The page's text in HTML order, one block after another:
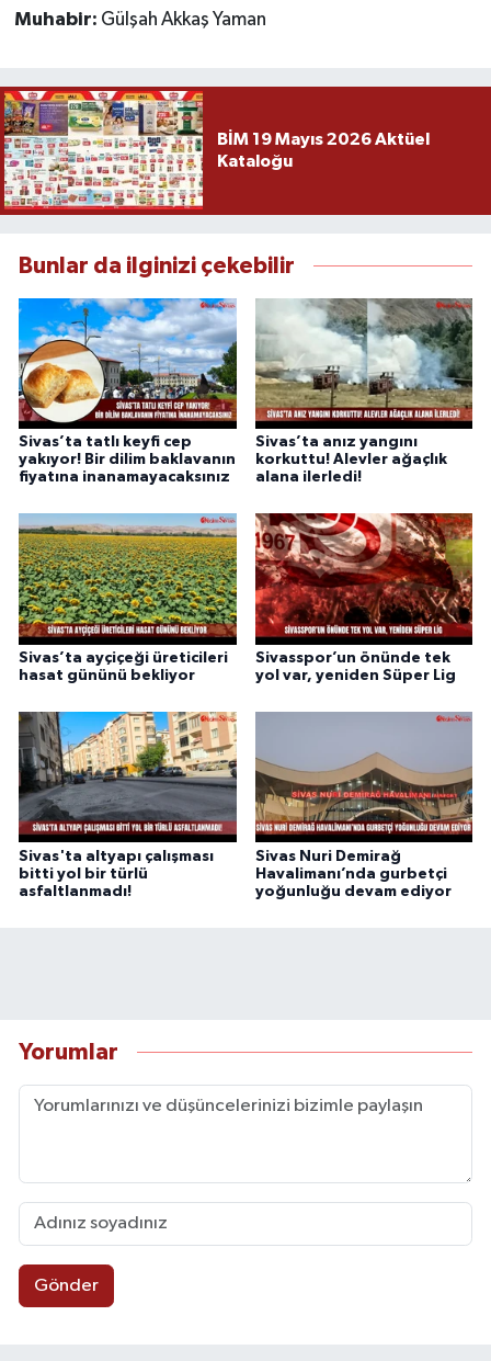
Muhabir: Gülşah Akkaş Yaman
BİM 19 Mayıs 2026 Aktüel
Kataloğu
Bunlar da ilginizi çekebilir
Sivas’ta tatlı keyfi cep
yakıyor! Bir dilim baklavanın
fiyatına inanamayacaksınız
Sivas’ta anız yangını
korkuttu! Alevler ağaçlık
alana ilerledi!
Sivas’ta ayçiçeği üreticileri
hasat gününü bekliyor
Sivasspor’un önünde tek
yol var, yeniden Süper Lig
Sivas'ta altyapı çalışması
bitti yol bir türlü
asfaltlanmadı!
Sivas Nuri Demirağ
Havalimanı’nda gurbetçi
yoğunluğu devam ediyor
Yorumlar
Gönder